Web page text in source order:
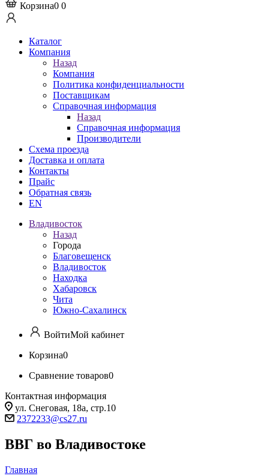
Корзина0 0
Каталог
Компания
Назад
Компания
Политика конфиденциальности
Поставщикам
Справочная информация
Назад
Справочная информация
Производители
Схема проезда
Доставка и оплата
Контакты
Прайс
Обратная связь
EN
Владивосток
Назад
Города
Благовещенск
Владивосток
Находка
Хабаровск
Чита
Южно-Сахалинск
ВойтиМой кабинет
Корзина0
Сравнение товаров0
Контактная информация
ул. Снеговая, 18а, стр.10
2372233@cs27.ru
ВВГ во Владивостоке
Главная